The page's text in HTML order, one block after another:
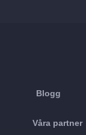
Blogg
Våra partner